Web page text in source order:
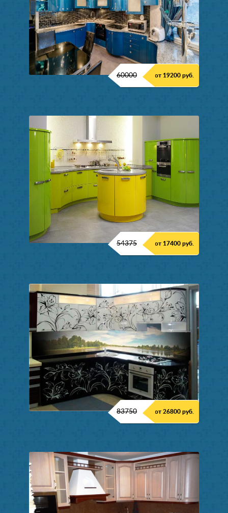
60000 от 19200 руб.
54375 от 17400 руб.
83750 от 26800 руб.